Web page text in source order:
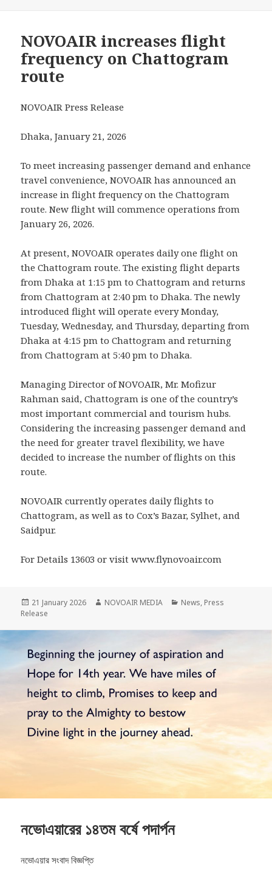
NOVOAIR increases flight
frequency on Chattogram
route
NOVOAIR Press Release
Dhaka, January 21, 2026
To meet increasing passenger demand and enhance
travel convenience, NOVOAIR has announced an
increase in flight frequency on the Chattogram
route. New flight will commence operations from
January 26, 2026.
At present, NOVOAIR operates daily one flight on
the Chattogram route. The existing flight departs
from Dhaka at 1:15 pm to Chattogram and returns
from Chattogram at 2:40 pm to Dhaka. The newly
introduced flight will operate every Monday,
Tuesday, Wednesday, and Thursday, departing from
Dhaka at 4:15 pm to Chattogram and returning
from Chattogram at 5:40 pm to Dhaka.
Managing Director of NOVOAIR, Mr. Mofizur
Rahman said, Chattogram is one of the country’s
most important commercial and tourism hubs.
Considering the increasing passenger demand and
the need for greater travel flexibility, we have
decided to increase the number of flights on this
route.
NOVOAIR currently operates daily flights to
Chattogram, as well as to Cox’s Bazar, Sylhet, and
Saidpur.
For Details 13603 or visit www.flynovoair.com
Posted
on
21 January 2026 Author
NOVOAIR MEDIA Categories
News, Press
Release
নভোএয়ারের ১৪তম বর্ষে পদার্পন
নভোএয়ার সংবাদ বিজ্ঞপ্তি